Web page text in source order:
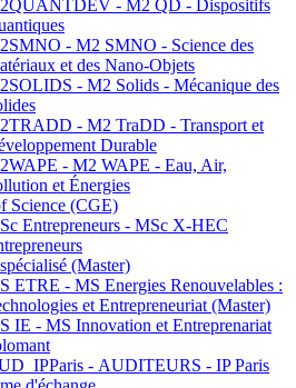
- M2 QD - Dispositifs
- M2 SMNO - Science des
et des Nano-Objets
- M2 Solids - Mécanique des
- M2 TraDD - Transport et
Durable
- M2 WAPE - Eau, Air,
et Énergies
Science (CGE)
Entrepreneurs - MSc X-HEC
(Master)
ETRE - MS Energies Renouvelables :
et Entrepreneuriat (Master)
IE - MS Innovation et Entreprenariat
- AUDITEURS - IP Paris